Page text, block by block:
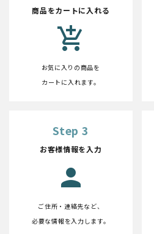
商品をカートに入れる
add_shopping_cart
お気に入りの商品を
カートに入れます。
Step 3
お客様情報を入力
person
ご住所・連絡先など、
必要な情報を入力します。